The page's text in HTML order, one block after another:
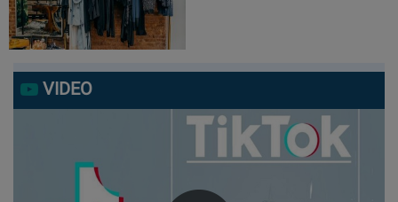
VIDEO